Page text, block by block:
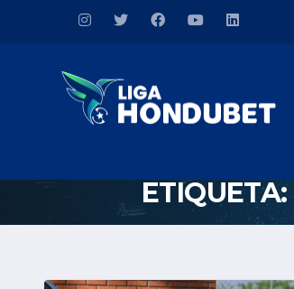
ETIQUETA: